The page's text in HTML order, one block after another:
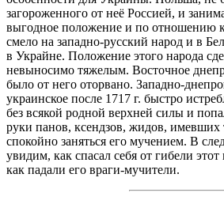
загороженного от неё Россией, и
выгодное положение и по отношению
смело на западно-русский народ и в
в Украйне. Положение этого народа
невыносимо тяжелым. Восточное
было от него оторвано. Западно-
украинское после 1717 г. быстро
без всякой родной верхней силы и
руки панов, ксендзов, жидов, имевших
спокойно заняться его мучением. В
увидим, как спасал себя от гибели
как падали его враги-мучители.